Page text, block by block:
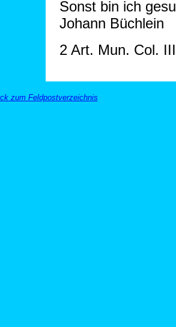
Sonst bin ich
Johann Büchlein
2 Art. Mun. Col.
zum Feldpostverzeichnis